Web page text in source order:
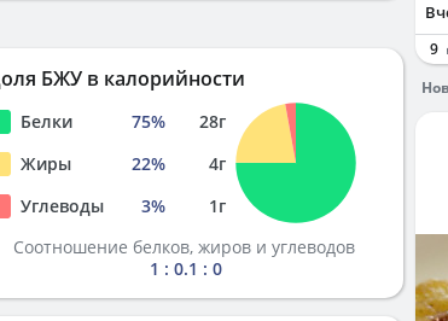
БЖУ в калорийности
Белки 75% 28г
Жиры
22% 4г
Углеводы
3% 1г
Соотношение белков, жиров и углеводов
1 : 0.1 : 0
9